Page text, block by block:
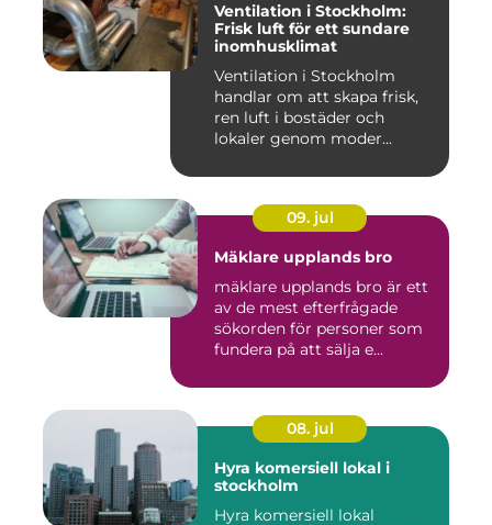
Ventilation i Stockholm:
Frisk luft för ett sundare
inomhusklimat
Ventilation i Stockholm
handlar om att skapa frisk,
ren luft i bostäder och
lokaler genom moder...
09. jul
Mäklare upplands bro
mäklare upplands bro är ett
av de mest efterfrågade
sökorden för personer som
fundera på att sälja e...
08. jul
Hyra komersiell lokal i
stockholm
Hyra komersiell lokal